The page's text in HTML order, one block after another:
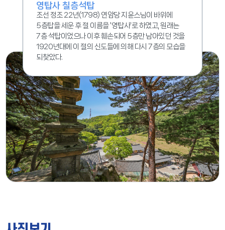
영탑사 칠층석탑
조선 정조 22년(1798) 연암당 지윤스님이 바위에
5층탑을 세운 후 절 이름을 '영탑사'로 하였고, 원래는
7층 석탑이었으나 이후 훼손되어 5층만 남아있던 것을
1920년대에 이 절의 신도들에 의해 다시 7층의 모습을
되찾았다.